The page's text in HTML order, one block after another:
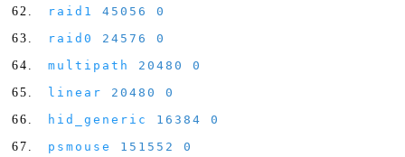
raid1 45056
0
raid0 24576
0
multipath 20480
0
linear 20480
0
hid_generic 16384
0
psmouse 151552 0